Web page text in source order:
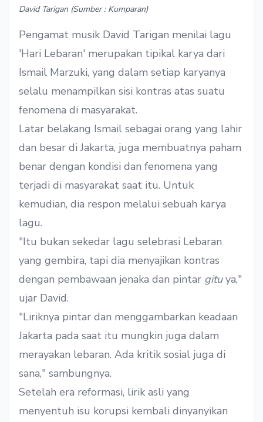
David Tarigan (Sumber : Kumparan)
Pengamat musik David Tarigan menilai lagu
'Hari Lebaran' merupakan tipikal karya dari
Ismail Marzuki, yang dalam setiap karyanya
selalu menampilkan sisi kontras atas suatu
fenomena di masyarakat.
Latar belakang Ismail sebagai orang yang lahir
dan besar di Jakarta, juga membuatnya paham
benar dengan kondisi dan fenomena yang
terjadi di masyarakat saat itu. Untuk
kemudian, dia respon melalui sebuah karya
lagu.
"Itu bukan sekedar lagu selebrasi Lebaran
yang gembira, tapi dia menyajikan kontras
dengan pembawaan jenaka dan pintar gituya,"
ujar David.
"Liriknya pintar dan menggambarkan keadaan
Jakarta pada saat itu mungkin juga dalam
merayakan lebaran. Ada kritik sosial juga di
sana," sambungnya.
Setelah era reformasi, lirik asli yang
menyentuh isu korupsi kembali dinyanyikan